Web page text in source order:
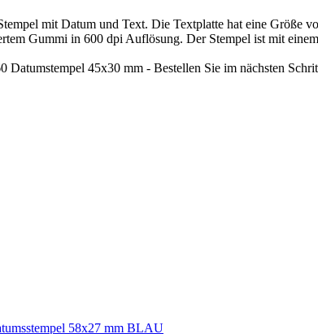
mit Datum und Text. Die Textplatte hat eine
Gummi in 600 dpi Auflösung. Der Stempel ist mit
Datumstempel 45x30 mm - Bestellen Sie im nächsten